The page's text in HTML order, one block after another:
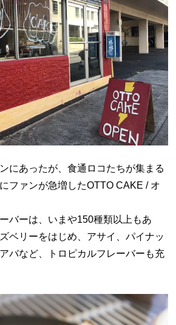
にあったが、食通ロコたちが集まる
ファンが急増したOTTO CAKE / オ
バーは、いまや150種類以上もあ
ベリーをはじめ、アサイ、パイナッ
バなど、トロピカルフレーバーも充